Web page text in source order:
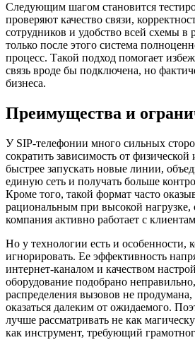
Следующим шагом становится
проверяют качество связи,
сотрудников и удобство всей схемы в
только после этого система
процесс. Такой подход помогает
связь вроде бы подключена, но
бизнеса.
Преимущества и
У SIP-телефонии много сильных
сократить зависимость от
быстрее запускать новые линии,
единую сеть и получать больше
Кроме того, такой формат часто
рациональным при высокой нагрузке,
компания активно работает с
Но у технологии есть и особенности,
игнорировать. Ее эффективность
интернет-каналом и качеством
оборудование подобрано
распределения вызовов не продумана,
оказаться далеким от ожидаемого.
лучше рассматривать не как
как инструмент, требующий